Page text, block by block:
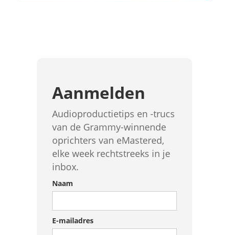
Aanmelden
Audioproductietips en -trucs
van de Grammy-winnende
oprichters van eMastered,
elke week rechtstreeks in je
inbox.
Naam
E-mailadres